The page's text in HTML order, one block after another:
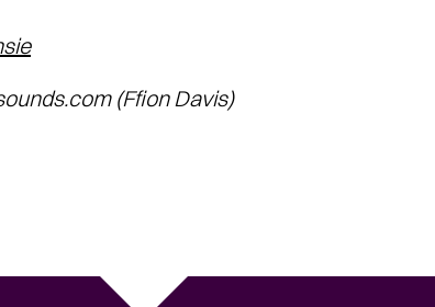
(Ffion Davis)